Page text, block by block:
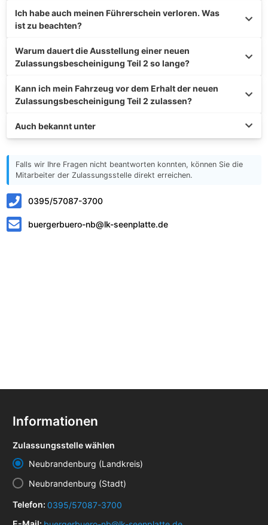
Ich habe auch meinen Führerschein verloren. Was
ist zu beachten?
Warum dauert die Ausstellung einer neuen
Zulassungsbescheinigung Teil 2 so lange?
Kann ich mein Fahrzeug vor dem Erhalt der neuen
Zulassungsbescheinigung Teil 2 zulassen?
Auch bekannt unter
Falls wir Ihre Fragen nicht beantworten konnten, können Sie die
Mitarbeiter der Zulassungsstelle direkt erreichen.
0395/57087-3700
buergerbuero-nb@lk-seenplatte.de
Informationen
Zulassungsstelle wählen
Neubrandenburg (Landkreis)
Neubrandenburg (Stadt)
Telefon: 0395/57087-3700